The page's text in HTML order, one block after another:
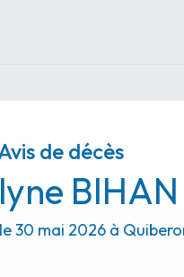
de décès
BIHAN
30 mai 2026 à